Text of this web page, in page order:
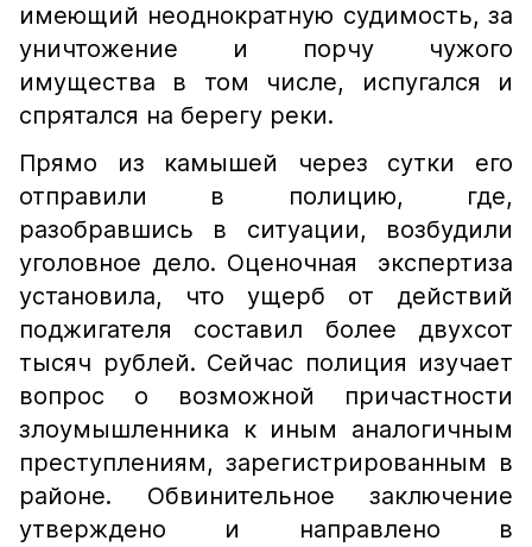
имеющий неоднократную судимость, за
уничтожение и порчу чужого
имущества в том числе, испугался и
спрятался на берегу реки.
Прямо из камышей через сутки его
отправили в полицию, где,
разобравшись в ситуации, возбудили
уголовное дело. Оценочная экспертиза
установила, что ущерб от действий
поджигателя составил более двухсот
тысяч рублей. Сейчас полиция изучает
вопрос о возможной причастности
злоумышленника к иным аналогичным
преступлениям, зарегистрированным в
районе. Обвинительное заключение
утверждено и направлено в